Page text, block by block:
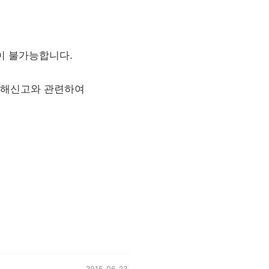
불가능합니다.
신고와 관련하여